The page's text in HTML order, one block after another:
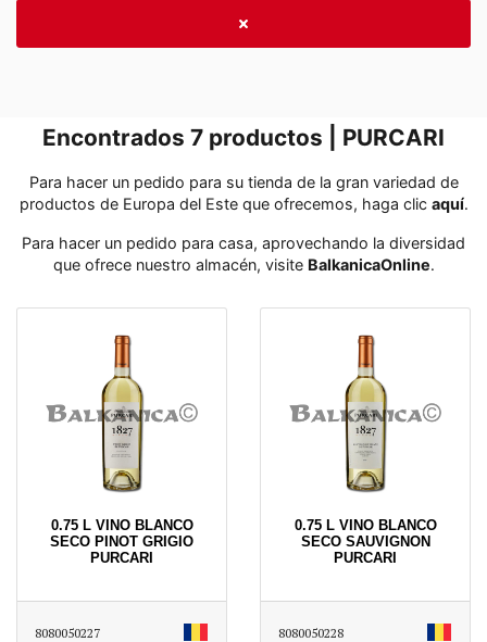
Encontrados 7 productos | PURCARI
Para hacer un pedido para su tienda de la gran variedad de
productos de Europa del Este que ofrecemos, haga clic aquí․
Para hacer un pedido para casa, aprovechando la diversidad
que ofrece nuestro almacén, visite BalkanicaOnline․
0.75 L VINO BLANCO
SECO PINOT GRIGIO
PURCARI
8080050227
0.75 L VINO BLANCO
SECO SAUVIGNON
PURCARI
8080050228